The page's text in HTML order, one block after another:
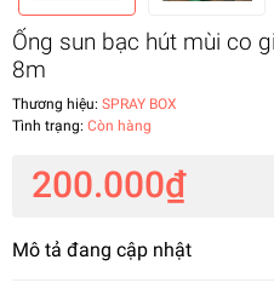
Ống sun bạc hút mùi co
8m
Thương hiệu: SPRAY BOX
Tình trạng: Còn hàng
200.000₫
Mô tả đang cập nhật